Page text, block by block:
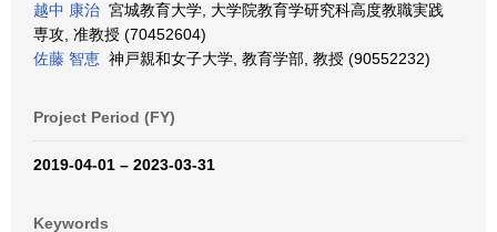
越中 康治 宮城教育大学, 大学院教育学研究科高度教職実践
専攻, 准教授 (70452604)
佐藤 智恵 神戸親和女子大学, 教育学部, 教授 (90552232)
Project Period (FY)
2019-04-01 – 2023-03-31
Keywords